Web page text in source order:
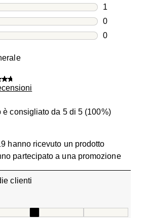
3
1
1
0
0
0
è consigliato da 5 di 5 (100%)
hanno ricevuto un prodotto
partecipato a una promozione
clienti